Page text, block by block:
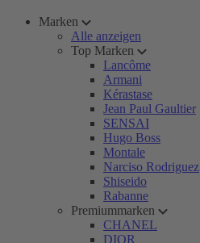
Marken
Alle anzeigen
Top Marken
Lancôme
Armani
Kérastase
Jean Paul Gaultier
SENSAI
Hugo Boss
Montale
Narciso Rodriguez
Shiseido
Rabanne
Premiummarken
CHANEL
DIOR